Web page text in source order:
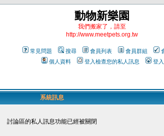
動物新樂園
我們搬家了，請至
http://www.meetpets.org.tw
常見問題 搜尋 會員列表 會員群組
個人資料
登入檢查您的私人訊息 登入
系統訊息
討論區的私人訊息功能已經被關閉